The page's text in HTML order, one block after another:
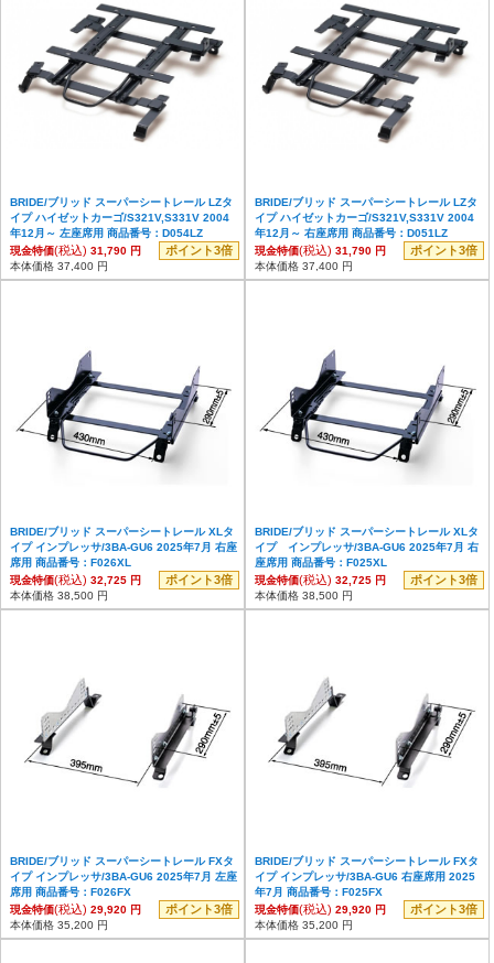
BRIDE/ブリッド スーパーシートレール LZタ
イプ ハイゼットカーゴ/S321V,S331V 2004
年12月～ 左座席用 商品番号：D054LZ
現金特価(税込) 31,790 円 ポイント3倍
本体価格 37,400 円
BRIDE/ブリッド スーパーシートレール LZタ
イプ ハイゼットカーゴ/S321V,S331V 2004
年12月～ 右座席用 商品番号：D051LZ
現金特価(税込) 31,790 円 ポイント3倍
本体価格 37,400 円
BRIDE/ブリッド スーパーシートレール XLタ
イプ インプレッサ/3BA-GU6 2025年7月 右座
席用 商品番号：F026XL
現金特価(税込) 32,725 円 ポイント3倍
本体価格 38,500 円
BRIDE/ブリッド スーパーシートレール XLタ
イプ インプレッサ/3BA-GU6 2025年7月 右
座席用 商品番号：F025XL
現金特価(税込) 32,725 円 ポイント3倍
本体価格 38,500 円
BRIDE/ブリッド スーパーシートレール FXタ
イプ インプレッサ/3BA-GU6 2025年7月 左座
席用 商品番号：F026FX
現金特価(税込) 29,920 円 ポイント3倍
本体価格 35,200 円
BRIDE/ブリッド スーパーシートレール FXタ
イプ インプレッサ/3BA-GU6 右座席用 2025
年7月 商品番号：F025FX
現金特価(税込) 29,920 円 ポイント3倍
本体価格 35,200 円